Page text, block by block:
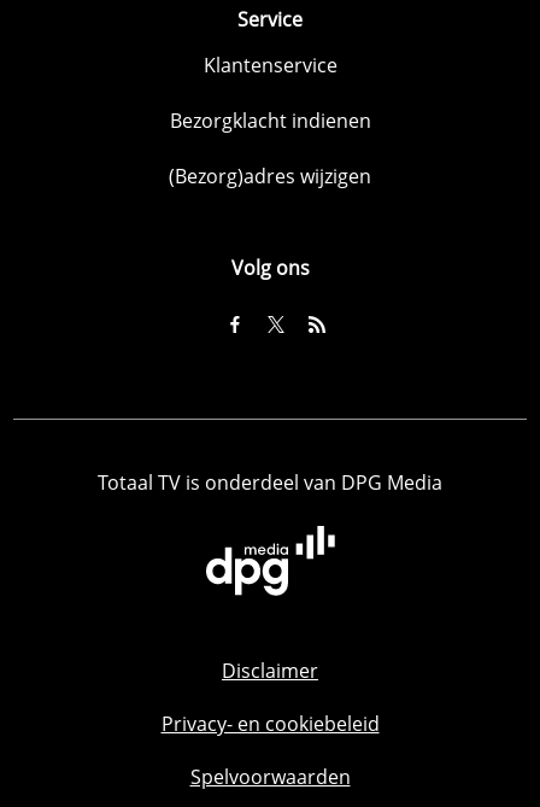
Service
Klantenservice
Bezorgklacht indienen
(Bezorg)adres wijzigen
Volg ons
Totaal TV is onderdeel van DPG Media
Disclaimer
Privacy- en cookiebeleid
Spelvoorwaarden